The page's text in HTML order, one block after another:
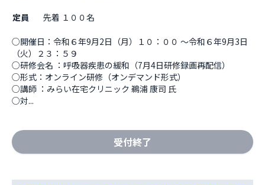
定員 先着 １００名
○開催日：令和６年9月2日（月）１０：００ ～令和６年9月3日
（火）２３：５９
○研修会名 ：呼吸器疾患の緩和（7月4日研修録画再配信）
○形式：オンライン研修（オンデマンド形式）
○講師 ：みらい在宅クリニック 鵜浦 康司 氏
○対...
受付終了